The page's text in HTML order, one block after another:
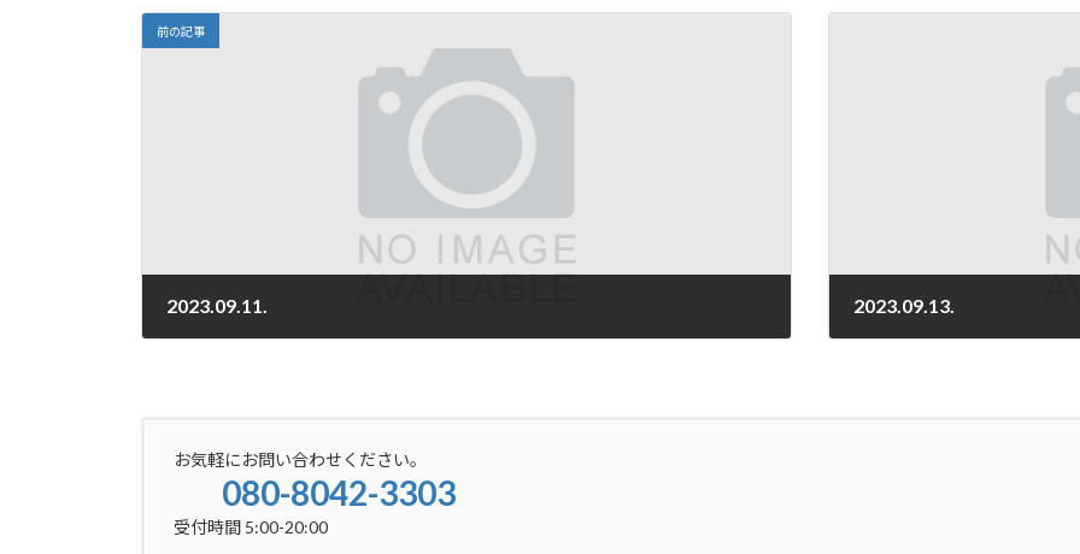
前の記事
2023.09.11. 2023.09.13.
お気軽にお問い合わせください。
080-8042-3303
受付時間 5:00-20:00